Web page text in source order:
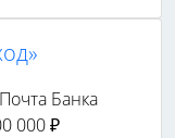
000 ₽